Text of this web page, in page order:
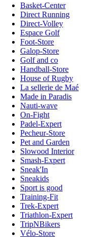
Basket-Center
Direct Running
Direct-Volley
Espace Golf
Foot-Store
Galop-Store
Golf and co
Handball-Store
House of Rugby
La sellerie de Maé
Made in Paradis
Nauti-wave
On-Fight
Padel-Expert
Pecheur-Store
Pet and Garden
Slowood Interior
Smash-Expert
Sneak'In
Sneakids
Sport is good
Training-Fit
Trek-Expert
Triathlon-Expert
TripNBikers
Vélo-Store